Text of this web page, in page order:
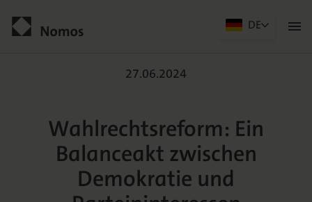
DE
Kontakt
Wahlrechtsreform: Ein
27.06.2024
Wahlrechtsreform: Ein
Balanceakt zwischen
Demokratie und